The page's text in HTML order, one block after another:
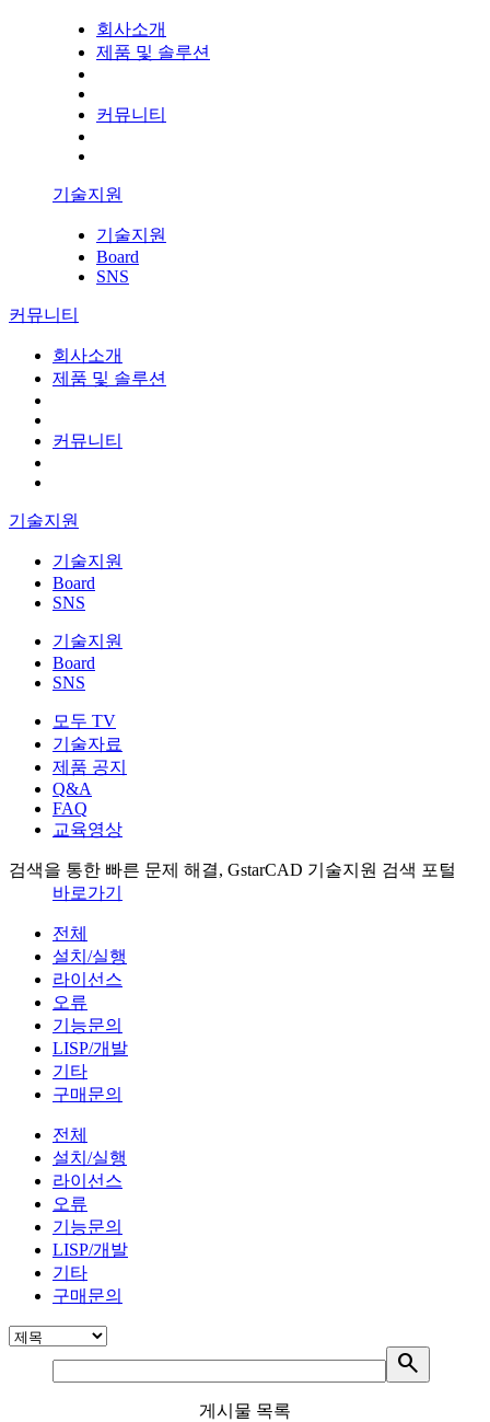
회사소개
제품 및 솔루션
커뮤니티
기술지원
기술지원
Board
SNS
커뮤니티
회사소개
제품 및 솔루션
커뮤니티
기술지원
기술지원
Board
SNS
기술지원
Board
SNS
모두 TV
기술자료
제품 공지
Q&A
FAQ
교육영상
검색을 통한 빠른 문제 해결, GstarCAD 기술지원 검색 포털
바로가기
전체
설치/실행
라이선스
오류
기능문의
LISP/개발
기타
구매문의
전체
설치/실행
라이선스
오류
기능문의
LISP/개발
기타
구매문의
search
게시물 목록